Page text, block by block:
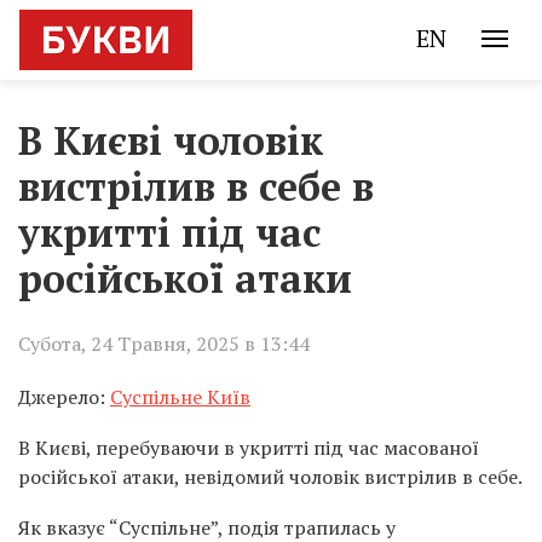
EN
В Києві чоловік
вистрілив в себе в
укритті під час
російської атаки
Субота, 24 Травня, 2025 в 13:44
Джерело: Суспільне Київ
В Києві, перебуваючи в укритті під час масованої
російської атаки, невідомий чоловік вистрілив в себе.
Як вказує “Суспільне”, подія трапилась у